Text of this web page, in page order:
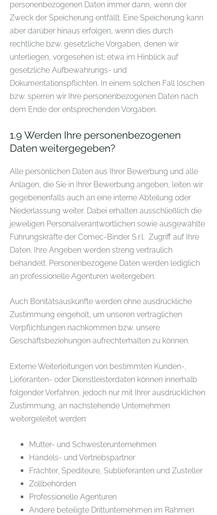
personenbezogenen Daten immer dann, wenn der
Zweck der Speicherung entfällt. Eine Speicherung kann
aber darüber hinaus erfolgen, wenn dies durch
rechtliche bzw. gesetzliche Vorgaben, denen wir
unterliegen, vorgesehen ist; etwa im Hinblick auf
gesetzliche Aufbewahrungs- und
Dokumentationspflichten. In einem solchen Fall löschen
bzw. sperren wir Ihre personenbezogenen Daten nach
dem Ende der entsprechenden Vorgaben.
1.9 Werden Ihre personenbezogenen
Daten weitergegeben?
Alle persönlichen Daten aus Ihrer Bewerbung und alle
Anlagen, die Sie in Ihrer Bewerbung angeben, leiten wir
gegebenenfalls auch an eine interne Abteilung oder
Niederlassung weiter. Dabei erhalten ausschließlich die
jeweiligen Personalverantwortlichen sowie ausgewählte
Führungskräfte der Comec-Binder S.r.l. Zugriff auf Ihre
Daten. Ihre Angeben werden streng vertraulich
behandelt. Personenbezogene Daten werden lediglich
an professionelle Agenturen weitergeben.
Auch Bonitätsauskünfte werden ohne ausdrückliche
Zustimmung eingeholt, um unseren vertraglichen
Verpflichtungen nachkommen bzw. unsere
Geschäftsbeziehungen aufrechterhalten zu können.
Externe Weiterleitungen von bestimmten Kunden-,
Lieferanten- oder Dienstleisterdaten können innerhalb
folgender Verfahren, jedoch nur mit Ihrer ausdrücklichen
Zustimmung, an nachstehende Unternehmen
weitergeleitet werden:
Mutter- und Schwesterunternehmen
Handels- und Vertriebspartner
Frächter, Spediteure, Sublieferanten und Zusteller
Zollbehörden
Professionelle Agenturen
Andere beteiligte Drittunternehmen im Rahmen